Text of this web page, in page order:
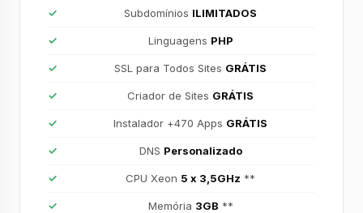
Subdomínios ILIMITADOS
Linguagens PHP
SSL para Todos Sites GRÁTIS
Criador de Sites GRÁTIS
Instalador +470 Apps GRÁTIS
DNS Personalizado
CPU Xeon 5 x 3,5GHz **
Memória 3GB **